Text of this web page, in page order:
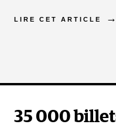
LIRE CET ARTICLE
35 000